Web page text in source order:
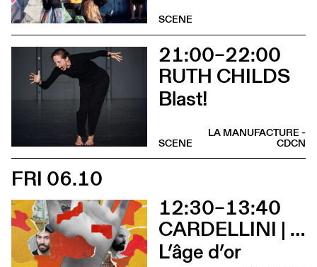
SCENE
21:00–22:00
RUTH CHILDS
Blast!
LA MANUFACTURE -
CDCN
SCENE
FRI 06.10
12:30–13:40
CARDELLINI | GONZALEZ
L’âge d’or